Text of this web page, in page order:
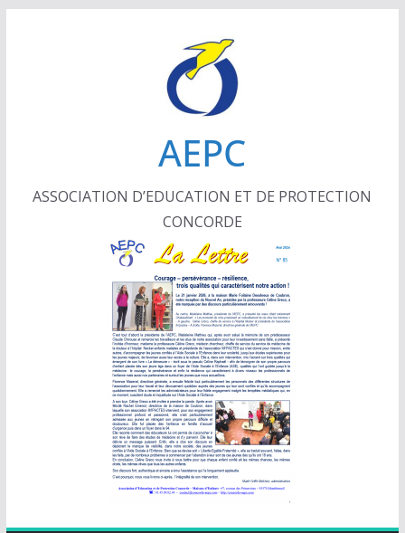
AEPC
ASSOCIATION D’EDUCATION ET DE PROTECTION
CONCORDE